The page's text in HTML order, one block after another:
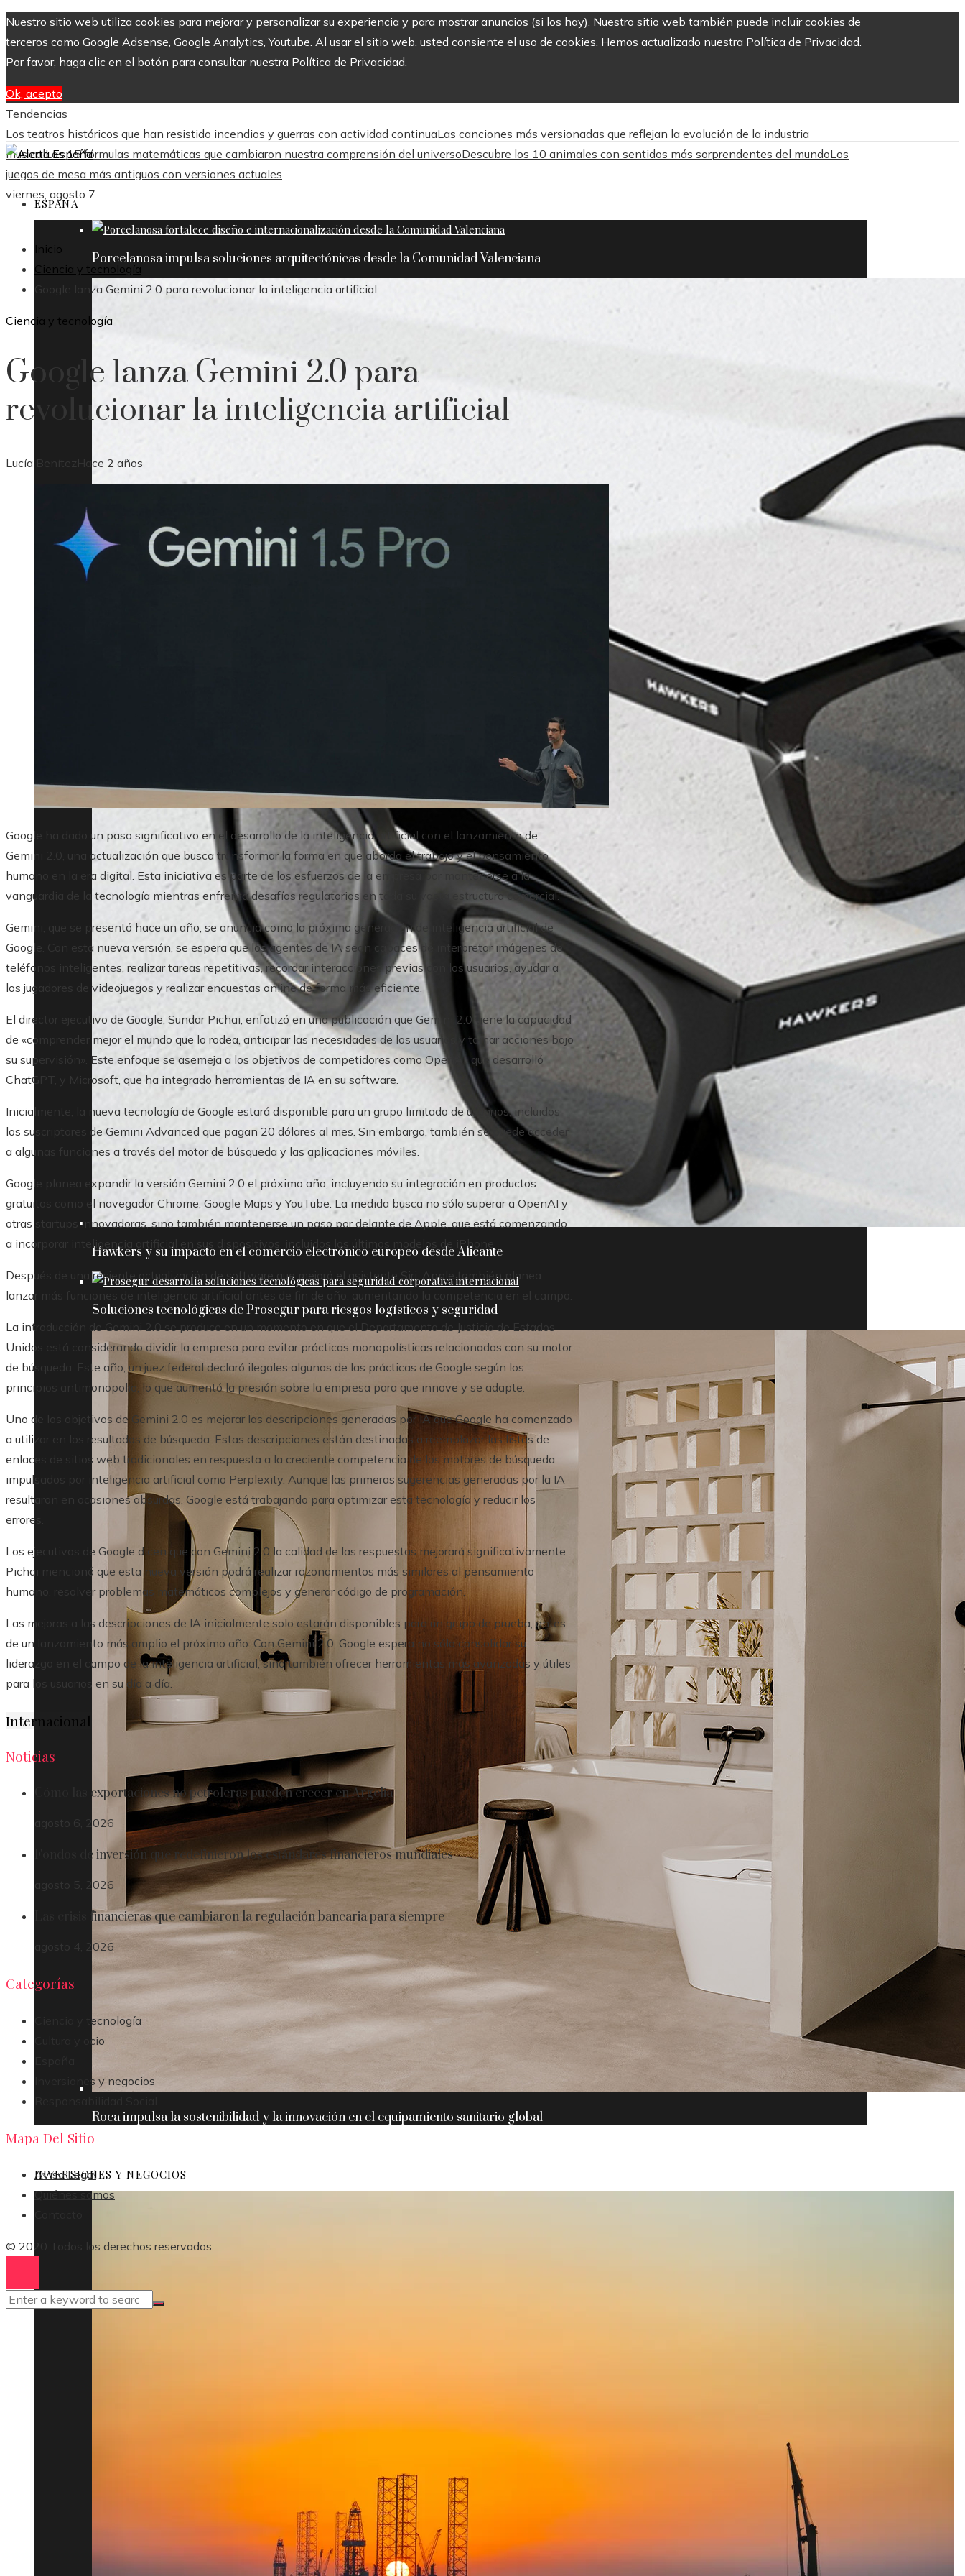
Nuestro sitio web utiliza cookies para mejorar y personalizar su experiencia y para mostrar anuncios (si los hay). Nuestro sitio web también puede incluir cookies de
terceros como Google Adsense, Google Analytics, Youtube. Al usar el sitio web, usted consiente el uso de cookies. Hemos actualizado nuestra Política de Privacidad.
Por favor, haga clic en el botón para consultar nuestra Política de Privacidad.
Ok, acepto
Tendencias
Los teatros históricos que han resistido incendios y guerras con actividad continuaLas canciones más versionadas que reflejan la evolución de la industria
musicalLas 15 fórmulas matemáticas que cambiaron nuestra comprensión del universoDescubre los 10 animales con sentidos más sorprendentes del mundoLos
juegos de mesa más antiguos con versiones actuales
viernes, agosto 7
ESPAÑA
Porcelanosa impulsa soluciones arquitectónicas desde la Comunidad Valenciana
Hawkers y su impacto en el comercio electrónico europeo desde Alicante
Soluciones tecnológicas de Prosegur para riesgos logísticos y seguridad
Roca impulsa la sostenibilidad y la innovación en el equipamiento sanitario global
INVERSIONES Y NEGOCIOS
Inicio
Ciencia y tecnología
Google lanza Gemini 2.0 para revolucionar la inteligencia artificial
Ciencia y tecnología
Google lanza Gemini 2.0 para
revolucionar la inteligencia artificial
Lucía Benítez Hace 2 años
Google ha dado un paso significativo en el desarrollo de la inteligencia artificial con el lanzamiento de
Gemini 2.0, una actualización que busca transformar la forma en que aborda el trabajo y el pensamiento
humano en la era digital. Esta iniciativa es parte de los esfuerzos de la empresa por mantenerse a la
vanguardia de la tecnología mientras enfrenta desafíos regulatorios en toda su vasta estructura comercial.
Gemini, que se presentó hace un año, se anuncia como la próxima generación de inteligencia artificial de
Google. Con esta nueva versión, se espera que los agentes de IA sean capaces de interpretar imágenes de
teléfonos inteligentes, realizar tareas repetitivas, recordar interacciones previas con los usuarios, ayudar a
los jugadores de videojuegos y realizar encuestas online de forma más eficiente.
El director ejecutivo de Google, Sundar Pichai, enfatizó en una publicación que Gemini 2.0 tiene la capacidad
de «comprender mejor el mundo que lo rodea, anticipar las necesidades de los usuarios y tomar acciones bajo
su supervisión». Este enfoque se asemeja a los objetivos de competidores como OpenAI, que desarrolló
ChatGPT, y Microsoft, que ha integrado herramientas de IA en su software.
Inicialmente, la nueva tecnología de Google estará disponible para un grupo limitado de usuarios, incluidos
los suscriptores de Gemini Advanced que pagan 20 dólares al mes. Sin embargo, también se puede acceder
a algunas funciones a través del motor de búsqueda y las aplicaciones móviles.
Google planea expandir la versión Gemini 2.0 el próximo año, incluyendo su integración en productos
gratuitos como el navegador Chrome, Google Maps y YouTube. La medida busca no sólo superar a OpenAI y
otras startups innovadoras, sino también mantenerse un paso por delante de Apple, que está comenzando
a incorporar inteligencia artificial en sus dispositivos, incluidos los últimos modelos de iPhone.
Después de una reciente actualización de software que mejoró el asistente Siri, Apple también planea
lanzar más funciones de inteligencia artificial antes de fin de año, aumentando la competencia en el campo.
La introducción de Gemini 2.0 se produce en un momento en que el Departamento de Justicia de Estados
Unidos está considerando dividir la empresa para evitar prácticas monopolísticas relacionadas con su motor
de búsqueda. Este año, un juez federal declaró ilegales algunas de las prácticas de Google según los
principios antimonopolio, lo que aumentó la presión sobre la empresa para que innove y se adapte.
Uno de los objetivos de Gemini 2.0 es mejorar las descripciones generadas por IA que Google ha comenzado
a utilizar en los resultados de búsqueda. Estas descripciones están destinadas a reemplazar las listas de
enlaces de sitios web tradicionales en respuesta a la creciente competencia de los motores de búsqueda
impulsados ​​por inteligencia artificial como Perplexity. Aunque las primeras sugerencias generadas por la IA
resultaron en ocasiones absurdas, Google está trabajando para optimizar esta tecnología y reducir los
errores.
Los ejecutivos de Google dicen que con Gemini 2.0 la calidad de las respuestas mejorará significativamente.
Pichai mencionó que esta nueva versión podrá realizar razonamientos más similares al pensamiento
humano, resolver problemas matemáticos complejos y generar código de programación.
Las mejoras a las descripciones de IA inicialmente solo estarán disponibles para un grupo de prueba, antes
de un lanzamiento más amplio el próximo año. Con Gemini 2.0, Google espera no sólo consolidar su
liderazgo en el campo de la inteligencia artificial, sino también ofrecer herramientas más avanzadas y útiles
para los usuarios en su día a día.
Internacional
Noticias
Cómo las exportaciones no petroleras pueden crecer en Argelia
agosto 6, 2026
Fondos de inversión que redefinieron los estándares financieros mundiales
agosto 5, 2026
Las crisis financieras que cambiaron la regulación bancaria para siempre
agosto 4, 2026
Categorías
Ciencia y tecnología
Cultura y ocio
Inversiones y negocios
Mapa Del Sitio
Aviso Legal
Quiénes somos
© 2020 Todos los derechos reservados.